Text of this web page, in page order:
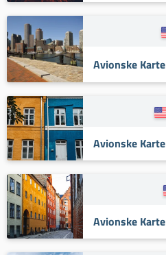
Avionske Karte
Avionske Karte
Avionske Karte